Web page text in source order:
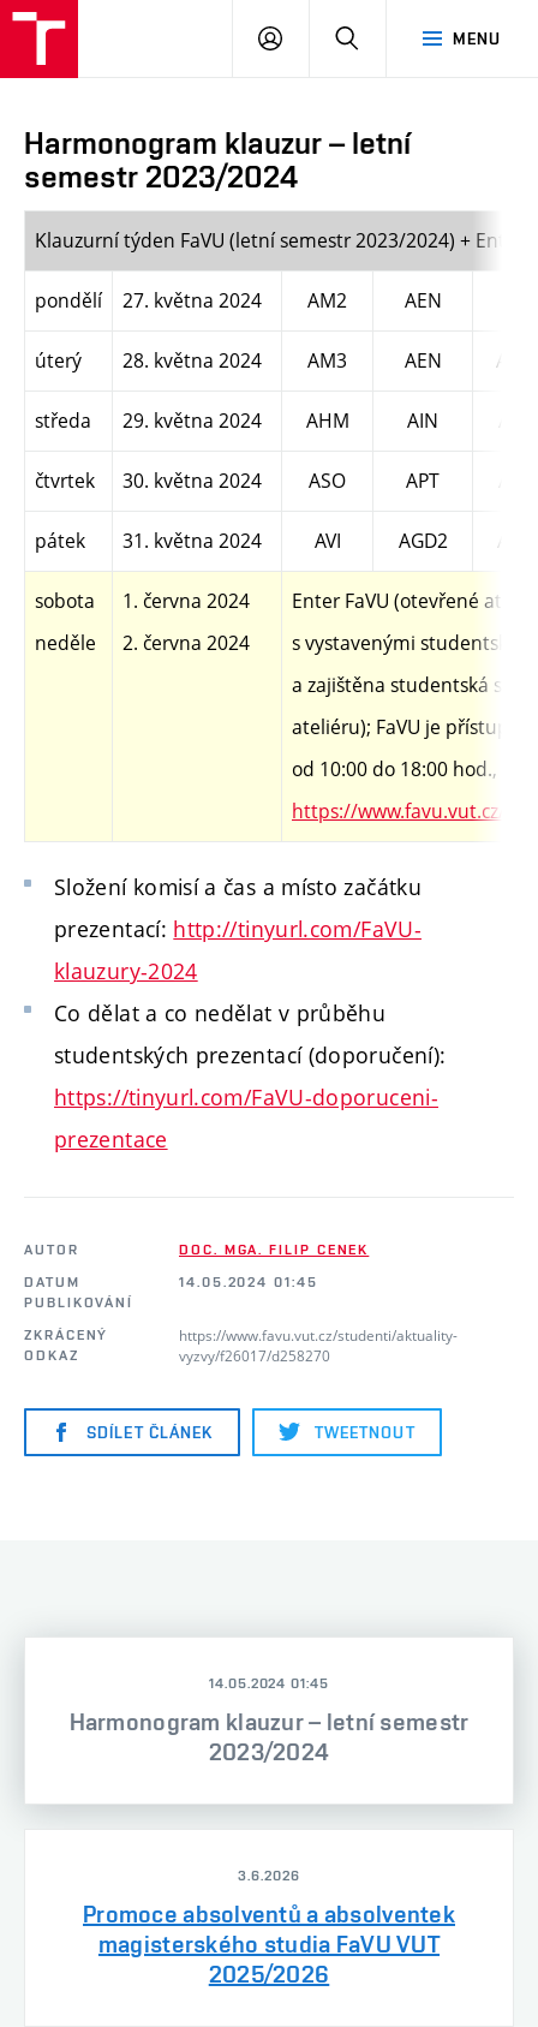
MENU
PŘIHLÁSIT
Harmonogram klauzur – letní
semestr 2023/2024
Klauzurní týden FaVU (letní semestr 2023/2024) + Enter
pondělí 27. května 2024 AM2 AEN
úterý 28. května 2024 AM3 AEN AM1
středa 29. května 2024 AHM AIN
čtvrtek 30. května 2024 ASO APT
pátek 31. května 2024 AVI AGD2 AKG
sobota
neděle
1. června 2024
2. června 2024
Enter FaVU (otevřené
s vystavenými
a zajištěna studentská
ateliéru); FaVU je
od 10:00 do 18:00 hod.,
https://www.favu.vut.cz/
Složení komisí a čas a místo začátku
prezentací: http://tinyurl.com/FaVU-
klauzury-2024
Co dělat a co nedělat v průběhu
studentských prezentací (doporučení):
https://tinyurl.com/FaVU-doporuceni-
prezentace
AUTOR
DOC. MGA. FILIP CENEK
DATUM
PUBLIKOVÁNÍ
14.05.2024 01:45
ZKRÁCENÝ
ODKAZ
https://www.favu.vut.cz/studenti/aktuality-
vyzvy/f26017/d258270
SDÍLET ČLÁNEK TWEETNOUT
14.05.2024 01:45
Harmonogram klauzur – letní semestr
2023/2024
3.6.2026
Promoce absolventů a absolventek
magisterského studia FaVU VUT
2025/2026